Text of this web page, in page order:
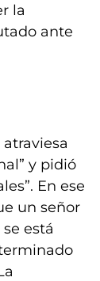
la
ante
y pidió
En ese
un señor
está